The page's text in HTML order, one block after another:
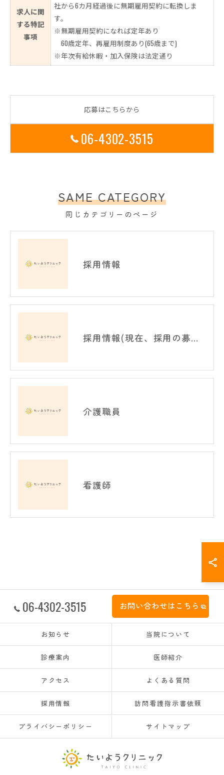
求人に関
する特記
事項
社から6カ月経過後に無期雇用契約に転換しま
す。
※無期雇用契約になれば定年あり
60歳定年、再雇用制度あり(65歳まで)
※年次有給休暇・加入保険は法定通り
応募はこちらから
06-4302-3515
同じカテゴリーのページ
SAME CATEGORY
採用情報
採用情報(現在、採用の募集は行っておりません。)
介護職員
看護師
06-4302-3515 お問い合わせはこちら
お知らせ 当院について
診療案内 医師紹介
アクセス よくある質問
採用情報 訪問看護指示書依頼
プライバシーポリシー サイトマップ